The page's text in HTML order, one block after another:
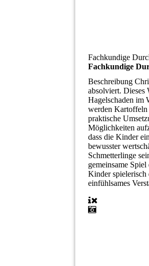
Fachkundige
Fachkundige
Beschreibung
absolviert. Dieses
Hagelschaden im
werden Kartoffeln
praktische
Möglichkeiten
dass die Kinder
bewusster
Schmetterlinge
gemeinsame
Kinder
einfühlsames